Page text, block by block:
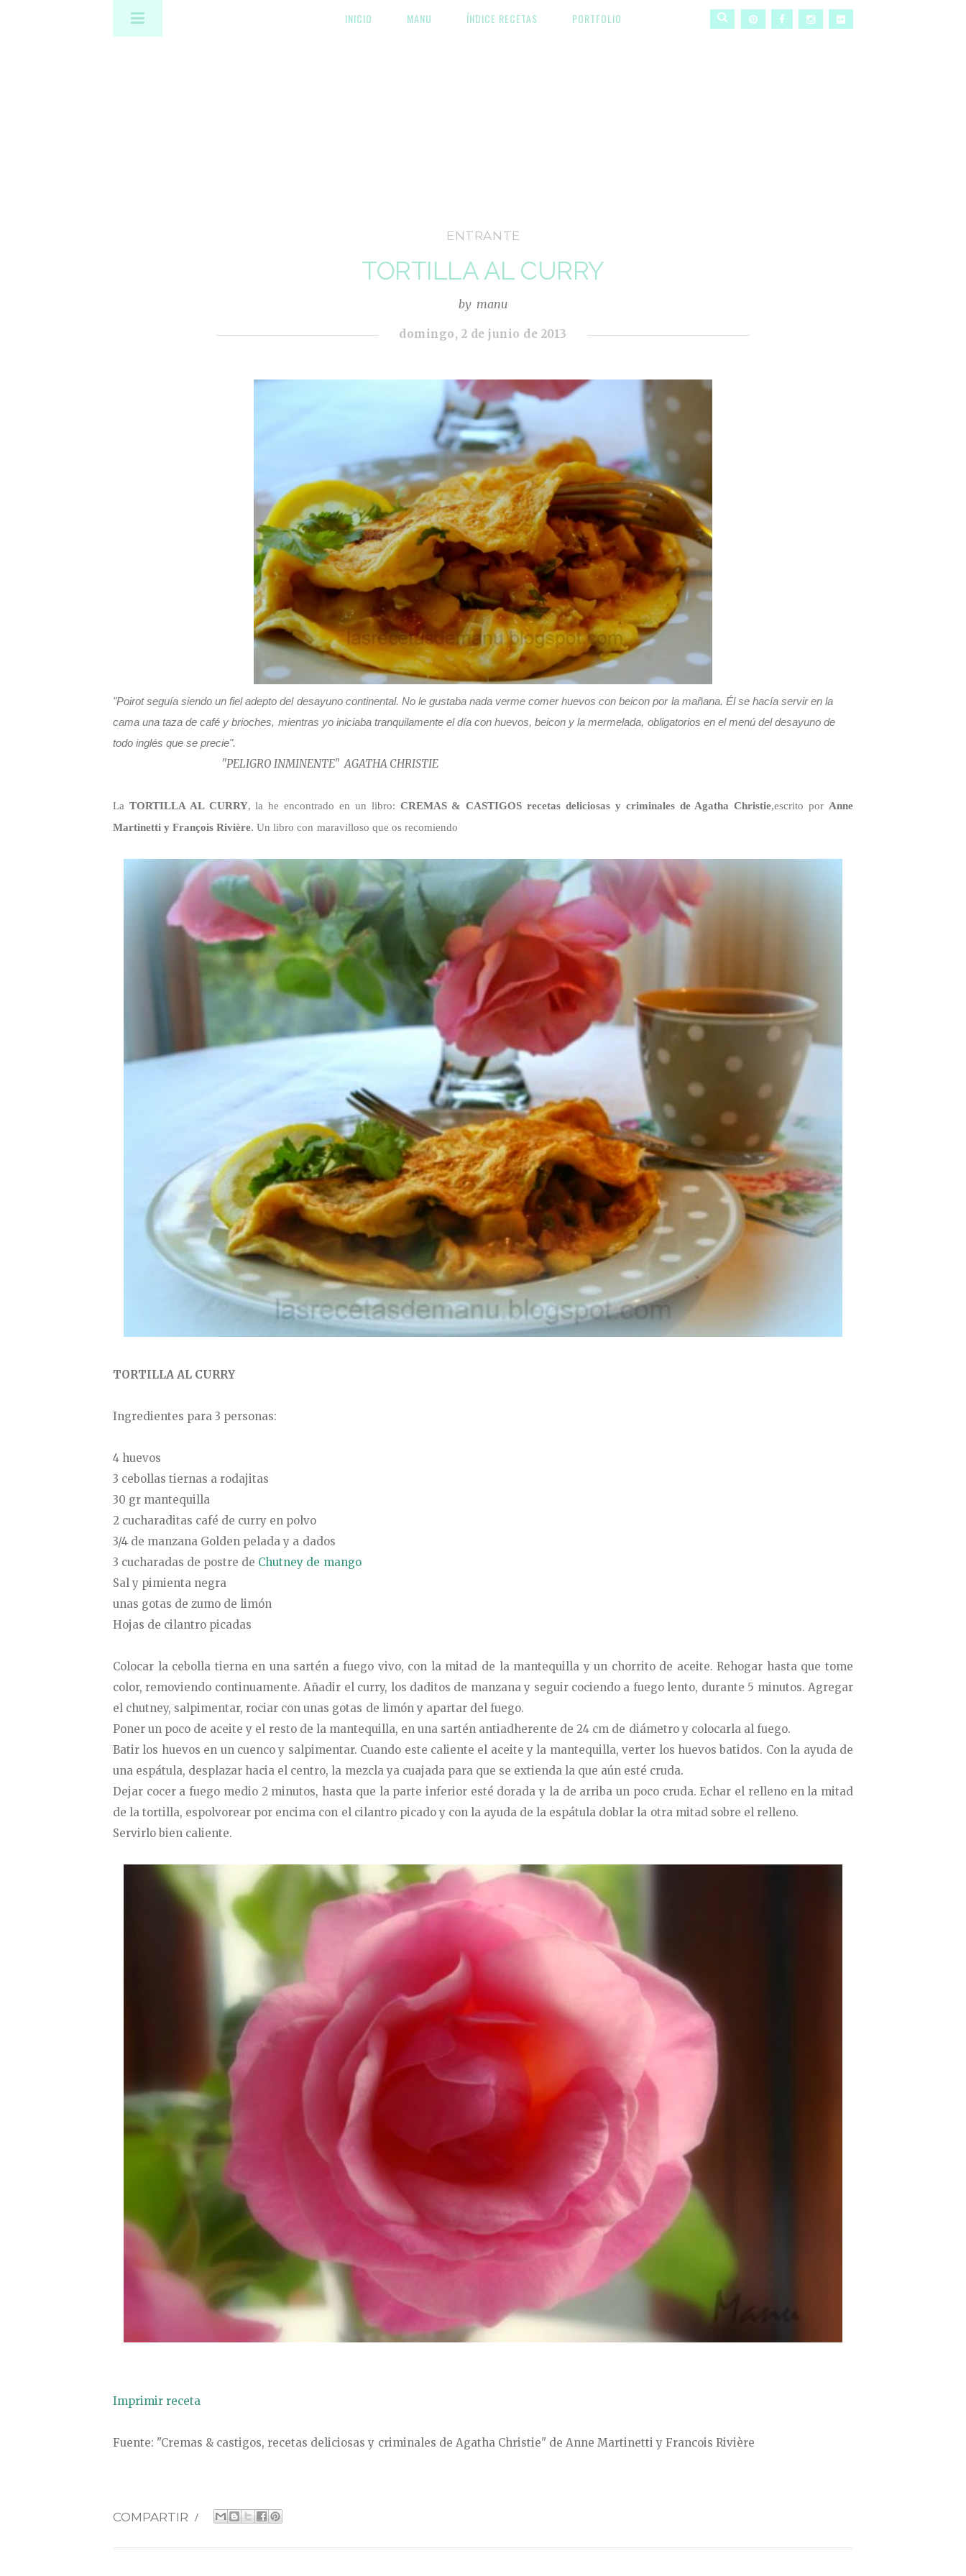
INICIO MANU ÍNDICE RECETAS PORTFOLIO
ENTRANTE
TORTILLA AL CURRY
by manu
domingo, 2 de junio de 2013
"Poirot seguía siendo un fiel adepto del desayuno continental. No le gustaba nada verme comer huevos con beicon por la mañana. Él se hacía servir en la
cama una taza de café y brioches, mientras yo iniciaba tranquilamente el día con huevos, beicon y la mermelada, obligatorios en el menú del desayuno de
todo inglés que se precie".
"PELIGRO INMINENTE" AGATHA CHRISTIE
La TORTILLA AL CURRY, la he encontrado en un libro: CREMAS & CASTIGOS recetas deliciosas y criminales de Agatha Christie,escrito por Anne
Martinetti y François Rivière. Un libro con maravilloso que os recomiendo
TORTILLA AL CURRY
Ingredientes para 3 personas:
4 huevos
3 cebollas tiernas a rodajitas
30 gr mantequilla
2 cucharaditas café de curry en polvo
3/4 de manzana Golden pelada y a dados
3 cucharadas de postre de Chutney de mango
Sal y pimienta negra
unas gotas de zumo de limón
Hojas de cilantro picadas
Colocar la cebolla tierna en una sartén a fuego vivo, con la mitad de la mantequilla y un chorrito de aceite. Rehogar hasta que tome
color, removiendo continuamente. Añadir el curry, los daditos de manzana y seguir cociendo a fuego lento, durante 5 minutos. Agregar
el chutney, salpimentar, rociar con unas gotas de limón y apartar del fuego.
Poner un poco de aceite y el resto de la mantequilla, en una sartén antiadherente de 24 cm de diámetro y colocarla al fuego.
Batir los huevos en un cuenco y salpimentar. Cuando este caliente el aceite y la mantequilla, verter los huevos batidos. Con la ayuda de
una espátula, desplazar hacia el centro, la mezcla ya cuajada para que se extienda la que aún esté cruda.
Dejar cocer a fuego medio 2 minutos, hasta que la parte inferior esté dorada y la de arriba un poco cruda. Echar el relleno en la mitad
de la tortilla, espolvorear por encima con el cilantro picado y con la ayuda de la espátula doblar la otra mitad sobre el relleno.
Servirlo bien caliente.
Imprimir receta
Fuente: "Cremas & castigos, recetas deliciosas y criminales de Agatha Christie" de Anne Martinetti y Francois Rivière
COMPARTIR /